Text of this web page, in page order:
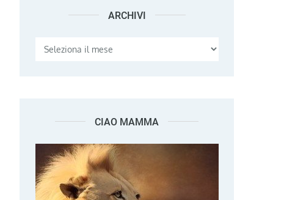
ARCHIVI Archivi
CIAO MAMMA